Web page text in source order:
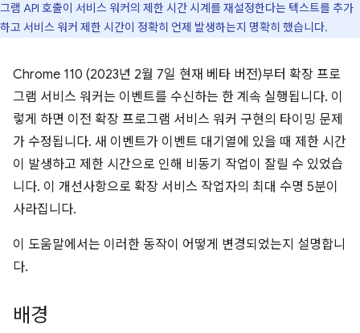
그램 API 호출이 서비스 워커의 제한 시간 시계를 재설정한다는 텍스트를 추가
하고 서비스 워커 제한 시간이 정확히 언제 발생하는지 명확히 했습니다.
Chrome 110 (2023년 2월 7일 현재 베타 버전)부터 확장 프로
그램 서비스 워커는 이벤트를 수신하는 한 계속 실행됩니다. 이
렇게 하면 이전 확장 프로그램 서비스 워커 구현의 타이밍 문제
가 수정됩니다. 새 이벤트가 이벤트 대기열에 있을 때 제한 시간
이 발생하고 제한 시간으로 인해 비동기 작업이 잘릴 수 있었습
니다. 이 개선사항으로 확장 서비스 작업자의 최대 수명 5분이
사라집니다.
이 도움말에서는 이러한 동작이 어떻게 변경되었는지 설명합니
다.
배경